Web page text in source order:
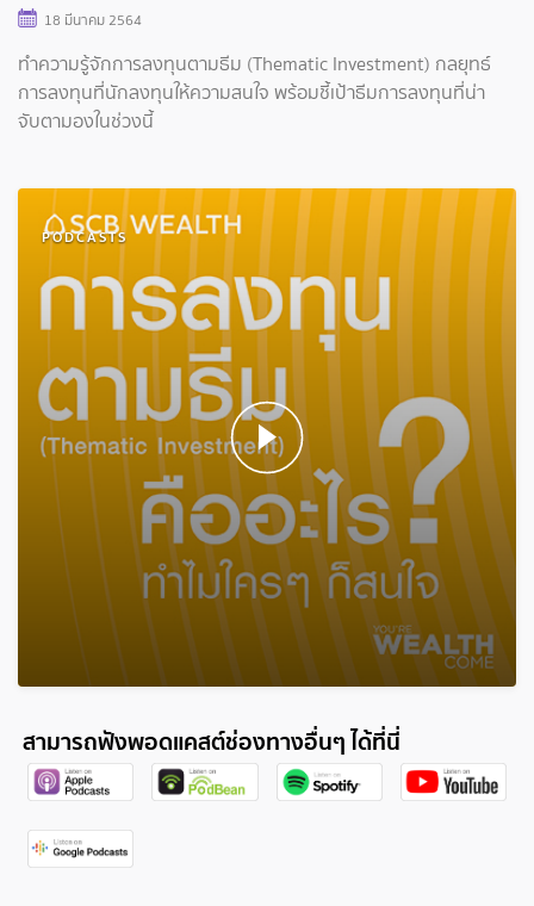
18 มีนาคม 2564
ทำความรู้จักการลงทุนตามธีม (Thematic Investment) กลยุทธ์
การลงทุนที่นักลงทุนให้ความสนใจ พร้อมชี้เป้าธีมการลงทุนที่น่า
จับตามองในช่วงนี้
PODCASTS
สามารถฟังพอดแคสต์ช่องทางอื่นๆ ได้ที่นี่